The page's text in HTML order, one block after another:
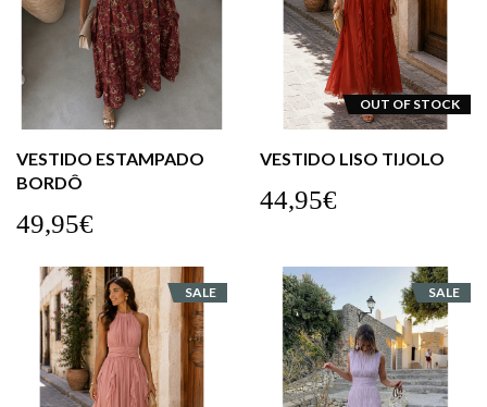
VESTIDO ESTAMPADO
BORDÔ
49,95€
OUT OF STOCK
VESTIDO LISO TIJOLO
44,95€
SALE SALE